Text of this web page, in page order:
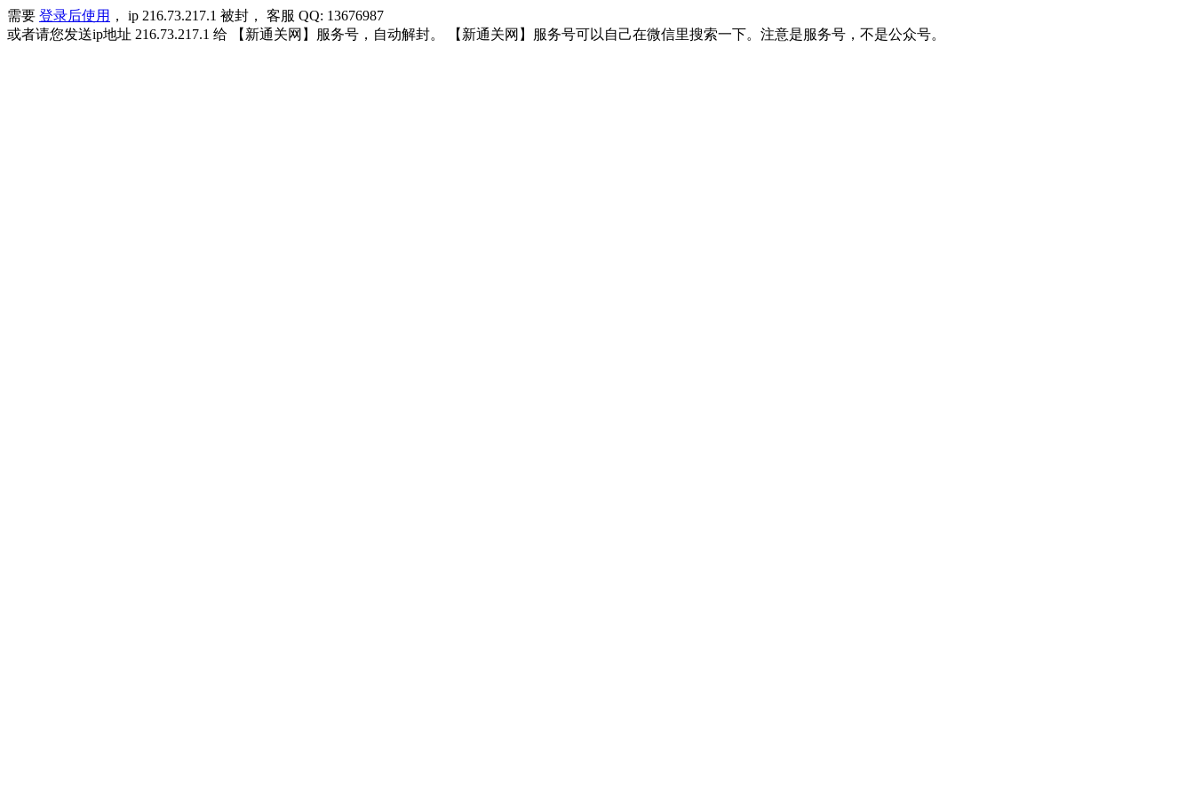
需要 登录后使用 ， ip 216.73.217.1 被封， 客服 QQ: 13676987
或者请您发送ip地址 216.73.217.1 给 【新通关网】服务号，自动解封。 【新通关网】服务号可以自己在微信里搜索一下。注意是服务号，不是公众号。